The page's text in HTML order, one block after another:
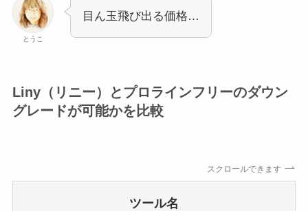
とうこ
目ん玉飛び出る価格…
Liny（リニー）とプロラインフリーのダウン
グレードが可能かを比較
スクロールできます
ツール名